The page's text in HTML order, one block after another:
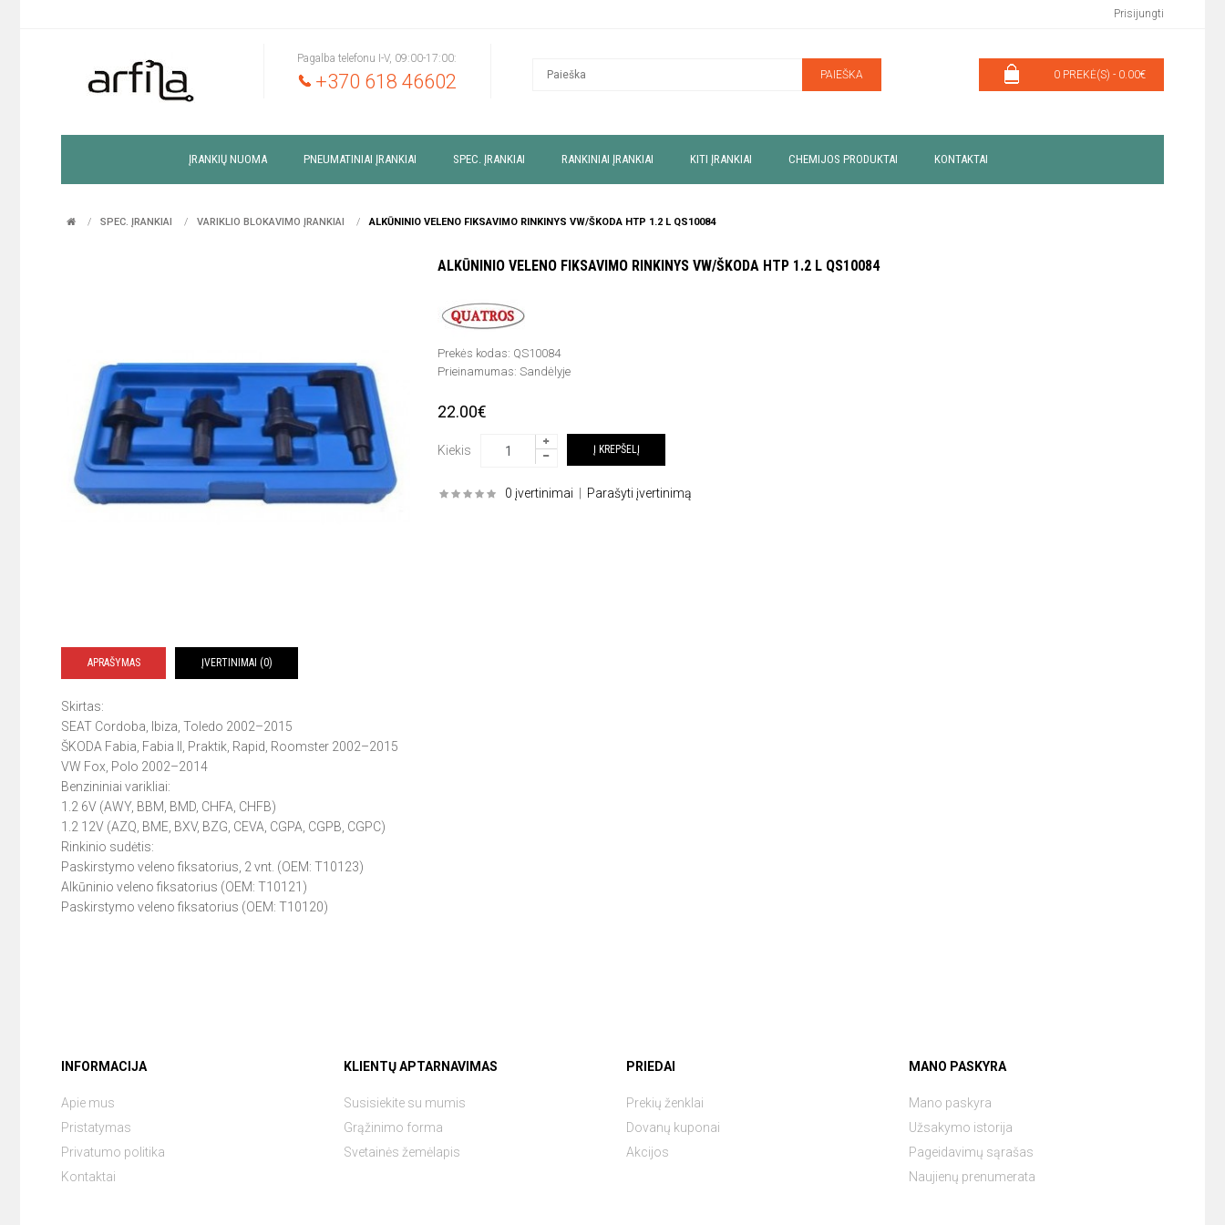
Prisijungti
Pagalba telefonu I-V, 09:00-17:00:
+370 618 46602 PAIEŠKA 0 PREKĖ(S) - 0.00€
ĮRANKIŲ NUOMA PNEUMATINIAI ĮRANKIAI SPEC. ĮRANKIAI RANKINIAI ĮRANKIAI KITI ĮRANKIAI CHEMIJOS PRODUKTAI KONTAKTAI
SPEC. ĮRANKIAI VARIKLIO BLOKAVIMO ĮRANKIAI ALKŪNINIO VELENO FIKSAVIMO RINKINYS VW/ŠKODA HTP 1.2 L QS10084
ALKŪNINIO VELENO FIKSAVIMO RINKINYS VW/ŠKODA HTP 1.2 L QS10084
Prekės kodas: QS10084
Prieinamumas: Sandėlyje
22.00€
Kiekis
0 įvertinimai Parašyti įvertinimą
APRAŠYMAS ĮVERTINIMAI (0)
Skirtas:
SEAT Cordoba, Ibiza, Toledo 2002–2015
ŠKODA Fabia, Fabia II, Praktik, Rapid, Roomster 2002–2015
VW Fox, Polo 2002–2014
Benzininiai varikliai:
1.2 6V (AWY, BBM, BMD, CHFA, CHFB)
1.2 12V (AZQ, BME, BXV, BZG, CEVA, CGPA, CGPB, CGPC)
Rinkinio sudėtis:
Paskirstymo veleno fiksatorius, 2 vnt. (OEM: T10123)
Alkūninio veleno fiksatorius (OEM: T10121)
Paskirstymo veleno fiksatorius (OEM: T10120)
INFORMACIJA
Apie mus
Pristatymas
Privatumo politika
Kontaktai
KLIENTŲ APTARNAVIMAS
Susisiekite su mumis
Grąžinimo forma
Svetainės žemėlapis
PRIEDAI
Prekių ženklai
Dovanų kuponai
Akcijos
MANO PASKYRA
Mano paskyra
Užsakymo istorija
Pageidavimų sąrašas
Naujienų prenumerata